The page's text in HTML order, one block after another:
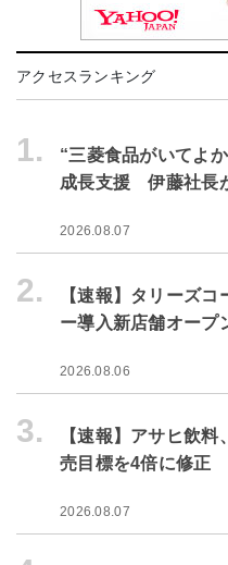
アクセスランキング
1.
“三菱食品がいてよ
成長支援 伊藤社長
2026.08.07
2.
【速報】タリーズ
ー導入新店舗オープ
2026.08.06
3.
【速報】アサヒ飲
売目標を4倍に修正
2026.08.07